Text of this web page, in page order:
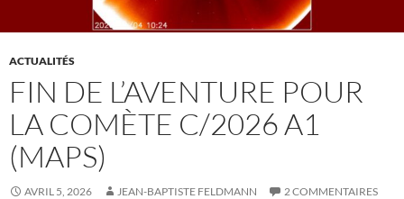
ACTUALITÉS
FIN DE L’AVENTURE POUR
LA COMÈTE C/2026 A1
(MAPS)
AVRIL 5, 2026 JEAN-BAPTISTE FELDMANN 2 COMMENTAIRES